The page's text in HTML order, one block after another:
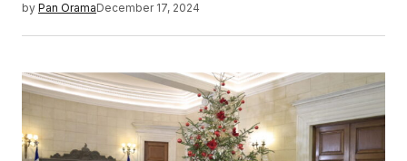
by Pan OramaDecember 17, 2024